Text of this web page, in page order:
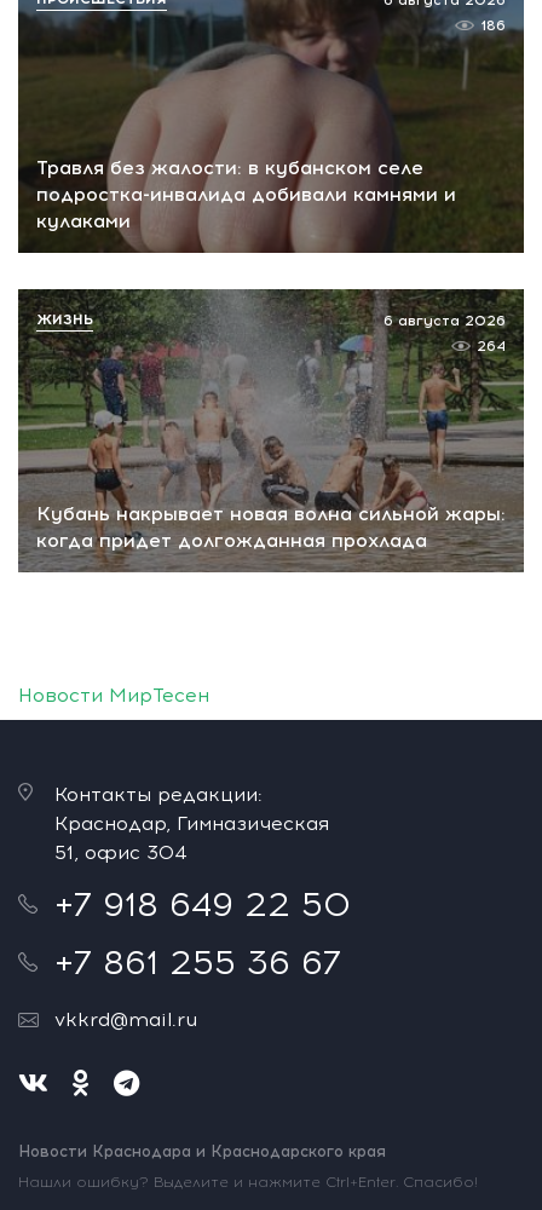
Травля без жалости: в кубанском селе
подростка-инвалида добивали камнями и
кулаками
186
Кубань накрывает новая волна сильной жары:
когда придет долгожданная прохлада
6 августа 2026
264
ЖИЗНЬ
Новости МирТесен
Контакты редакции:
Краснодар, Гимназическая
51, офис 304
+7 918 649 22 50
+7 861 255 36 67
vkkrd@mail.ru
Новости Краснодара и Краснодарского края
Нашли ошибку? Выделите и нажмите Ctrl+Enter. Спасибо!